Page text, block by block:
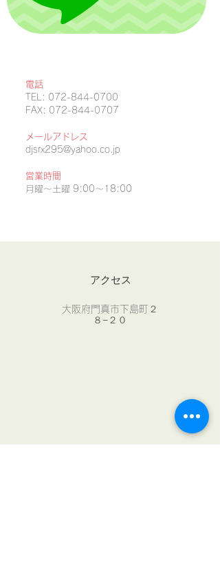
電話
TEL: 072-844-0700
FAX: 072-844-0707
メールアドレス
djsrx295@yahoo.co.jp
営業時間
月曜〜土曜 9:00～18:00
アクセス
​大阪府門真市下島町２
８−２０